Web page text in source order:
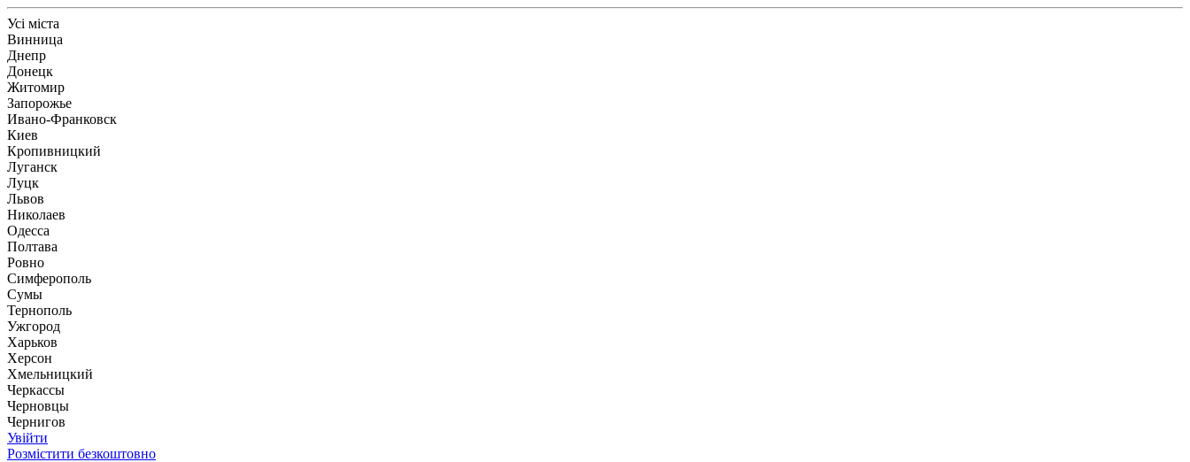
Усі міста
Винница
Днепр
Донецк
Житомир
Запорожье
Ивано-Франковск
Киев
Кропивницкий
Луганск
Луцк
Львов
Николаев
Одесса
Полтава
Ровно
Симферополь
Сумы
Тернополь
Ужгород
Харьков
Херсон
Хмельницкий
Черкассы
Чернoвцы
Чернигов
Увійти
Розмістити безкоштовно